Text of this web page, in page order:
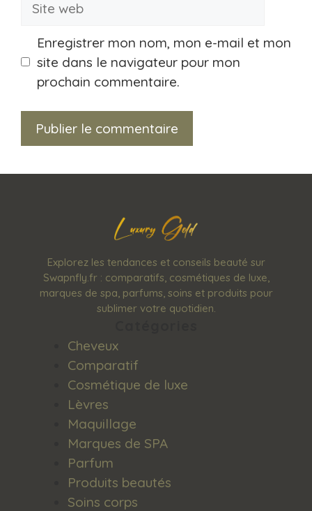
Enregistrer mon nom, mon e-mail et mon
site dans le navigateur pour mon
prochain commentaire.
Explorez les tendances et conseils beauté sur
Swapnfly.fr : comparatifs, cosmétiques de luxe,
marques de spa, parfums, soins et produits pour
sublimer votre quotidien.
Cheveux
Comparatif
Cosmétique de luxe
Lèvres
Maquillage
Marques de SPA
Parfum
Produits beautés
Soins corps